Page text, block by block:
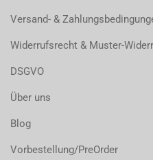
Versand- &
Widerrufsrecht & Muster-
DSGVO
Über uns
Blog
Vorbestellung/PreOrder